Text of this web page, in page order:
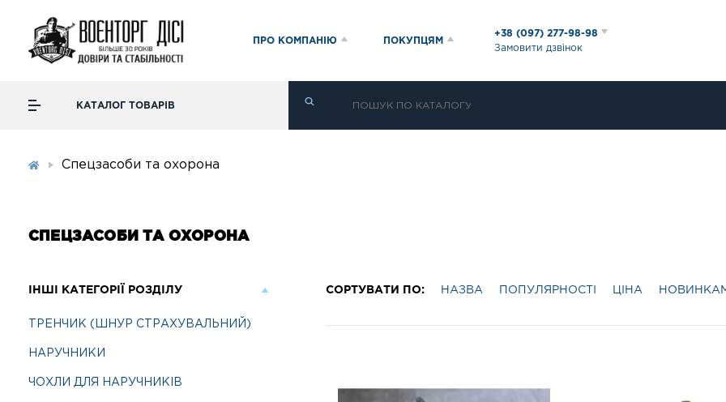
ПРО КОМПАНІЮ ПОКУПЦЯМ
+38 (097) 277-98-98
Замовити дзвінок
КАТАЛОГ ТОВАРІВ
Спецзасоби та охорона
СПЕЦЗАСОБИ ТА ОХОРОНА
ІНШІ КАТЕГОРІЇ РОЗДІЛУ
ТРЕНЧИК (ШНУР СТРАХУВАЛЬНИЙ)
НАРУЧНИКИ
ЧОХЛИ ДЛЯ НАРУЧНИКІВ
СОРТУВАТИ ПО: НАЗВА ПОПУЛЯРНОСТІ ЦІНА